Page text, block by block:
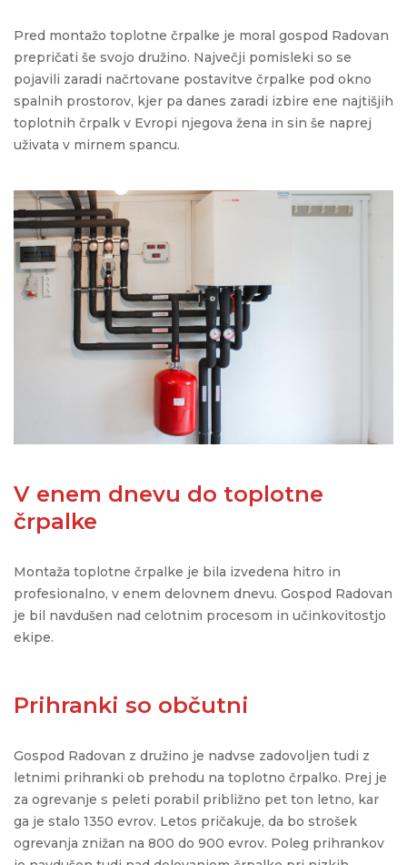
Pred montažo toplotne črpalke je moral gospod Radovan
prepričati še svojo družino. Največji pomisleki so se
pojavili zaradi načrtovane postavitve črpalke pod okno
spalnih prostorov, kjer pa danes zaradi izbire ene najtišjih
toplotnih črpalk v Evropi njegova žena in sin še naprej
uživata v mirnem spancu.
V enem dnevu do toplotne
črpalke
Montaža toplotne črpalke je bila izvedena hitro in
profesionalno, v enem delovnem dnevu. Gospod Radovan
je bil navdušen nad celotnim procesom in učinkovitostjo
ekipe.
Prihranki so občutni
Gospod Radovan z družino je nadvse zadovoljen tudi z
letnimi prihranki ob prehodu na toplotno črpalko. Prej je
za ogrevanje s peleti porabil približno pet ton letno, kar
ga je stalo 1350 evrov. Letos pričakuje, da bo strošek
ogrevanja znižan na 800 do 900 evrov. Poleg prihrankov